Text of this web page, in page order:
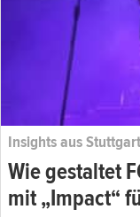
Insights aus Stuttgart
Wie gestaltet
mit „Impact“